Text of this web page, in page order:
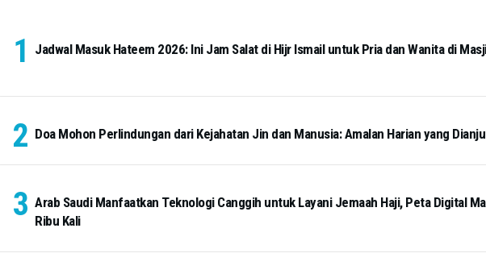
Jadwal Masuk Hateem 2026: Ini Jam Salat di Hijr Ismail untuk Pria dan Wanita di
Doa Mohon Perlindungan dari Kejahatan Jin dan Manusia: Amalan Harian yang
Arab Saudi Manfaatkan Teknologi Canggih untuk Layani Jemaah Haji, Peta Digital
Ribu Kali